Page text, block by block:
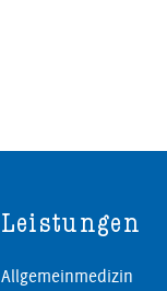
Leistungen
Allgemeinmedizin